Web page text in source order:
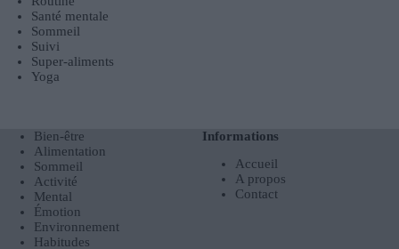
Santé mentale
Sommeil
Suivi
Super-aliments
Yoga
Bien-être
Alimentation
Sommeil
Activité
Mental
Émotion
Environnement
Habitudes
Informations
Accueil
A propos
Contact